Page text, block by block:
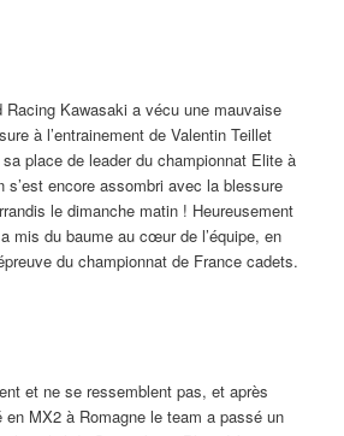
Racing Kawasaki a vécu une mauvaise
à l’entrainement de Valentin Teillet
place de leader du championnat Elite à
encore assombri avec la blessure
le dimanche matin ! Heureusement
mis du baume au cœur de l’équipe, en
du championnat de France cadets.
et ne se ressemblent pas, et après
en MX2 à Romagne le team a passé un